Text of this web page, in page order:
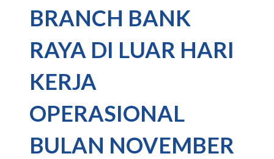
BRANCH BANK
RAYA DI LUAR HARI
KERJA
OPERASIONAL
BULAN NOVEMBER